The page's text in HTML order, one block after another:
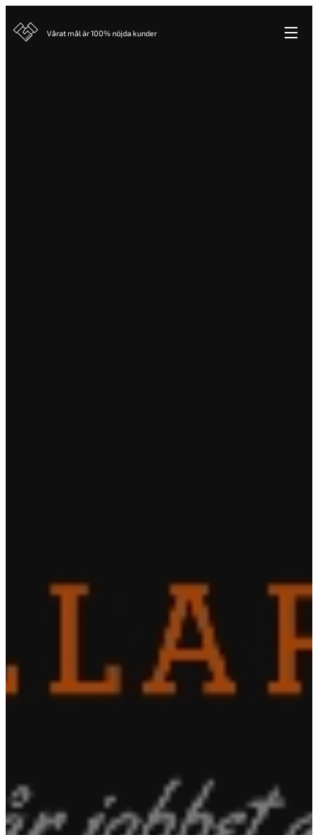
Vårat mål är 100% nöjda kunder